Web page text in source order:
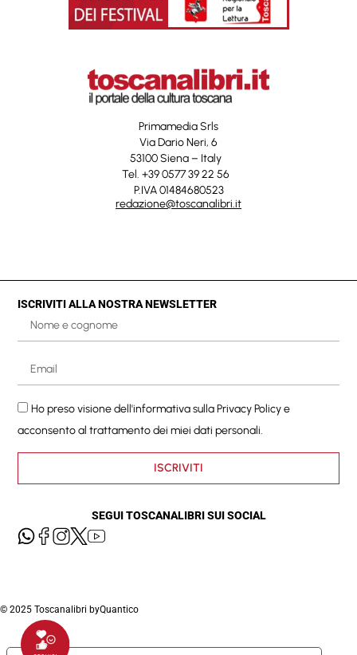
Primamedia Srls
Via Dario Neri, 6
53100 Siena – Italy
Tel. +39 0577 39 22 56
P.IVA 01484680523
redazione@toscanalibri.it
ISCRIVITI ALLA NOSTRA NEWSLETTER
Ho preso visione dell'informativa sullaPrivacy Policye
acconsento al trattamento dei miei dati personali.
ISCRIVITI
SEGUI TOSCANALIBRI SUI SOCIAL
© 2025 Toscanalibri byQuantico